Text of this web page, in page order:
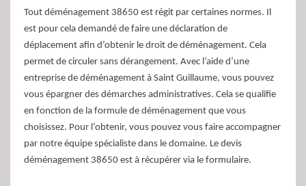
Tout déménagement 38650 est régit par certaines normes. Il
est pour cela demandé de faire une déclaration de
déplacement afin d’obtenir le droit de déménagement. Cela
permet de circuler sans dérangement. Avec l’aide d’une
entreprise de déménagement à Saint Guillaume, vous pouvez
vous épargner des démarches administratives. Cela se qualifie
en fonction de la formule de déménagement que vous
choisissez. Pour l’obtenir, vous pouvez vous faire accompagner
par notre équipe spécialiste dans le domaine. Le devis
déménagement 38650 est à récupérer via le formulaire.